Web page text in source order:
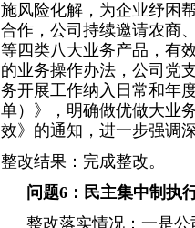
施风险化解，为企业纾困
合作，公司持续邀请农商
等四类八大业务产品，有
的业务操作办法，公司党
务开展工作纳入日常和年
单）》，明确做优做大业
效》的通知，进一步强调
整改结果：完成整改。
问题6：民主集中制执
整改落实情况：一是公